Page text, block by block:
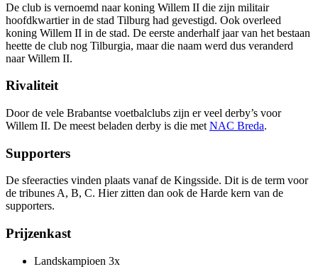
De club is vernoemd naar koning Willem II die zijn militair
hoofdkwartier in de stad Tilburg had gevestigd. Ook overleed
koning Willem II in de stad. De eerste anderhalf jaar van het bestaan
heette de club nog Tilburgia, maar die naam werd dus veranderd
naar Willem II.
Rivaliteit
Door de vele Brabantse voetbalclubs zijn er veel derby’s voor
Willem II. De meest beladen derby is die met NAC Breda.
Supporters
De sfeeracties vinden plaats vanaf de Kingsside. Dit is de term voor
de tribunes A, B, C. Hier zitten dan ook de Harde kern van de
supporters.
Prijzenkast
Landskampioen 3x